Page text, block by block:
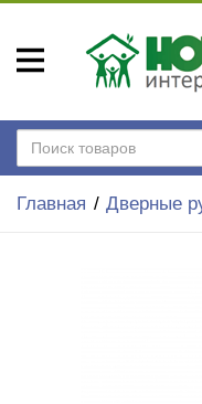
Главная Дверные